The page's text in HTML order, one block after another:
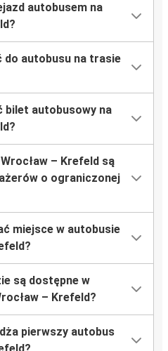
autobusem na
do autobusu na trasie
bilet autobusowy na
– Krefeld są
o ograniczonej
miejsce w autobusie
są dostępne w
– Krefeld?
pierwszy autobus